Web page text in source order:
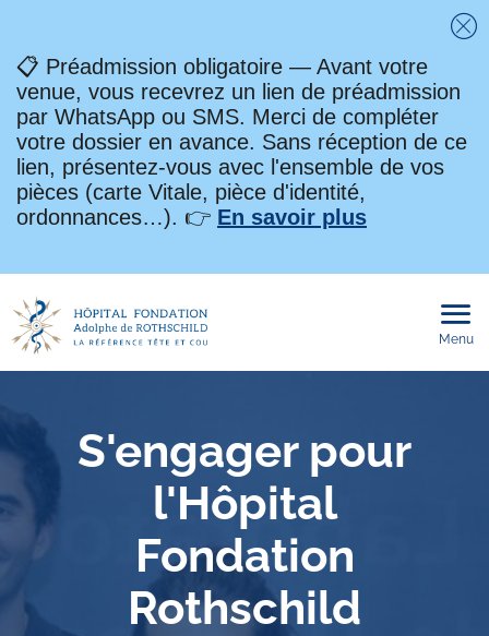
📋 Préadmission obligatoire — Avant votre
venue, vous recevrez un lien de préadmission
par WhatsApp ou SMS. Merci de compléter
votre dossier en avance. Sans réception de ce
lien, présentez-vous avec l'ensemble de vos
pièces (carte Vitale, pièce d'identité,
ordonnances…). 👉 En savoir plus
Menu
S'engager pour
l'Hôpital
Fondation
Rothschild